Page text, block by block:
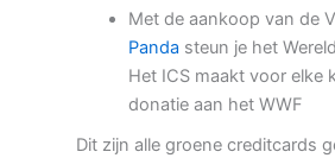
Met de aankoop van de
Panda steun je het
Het ICS maakt voor elke
donatie aan het WWF
Dit zijn alle groene creditcards